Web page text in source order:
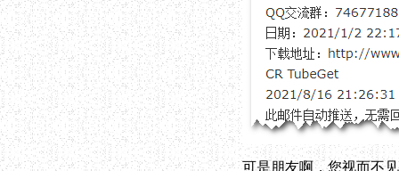
可是朋友啊，您视而不